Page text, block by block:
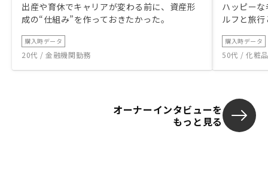
出産や育休でキャリアが変わる前に、資産形
成の“仕組み”を作っておきたかった。
購入時データ
20代 / 金融機関勤務
ハッピー
ルフと旅
購入時データ
50代 / 化粧
オーナーインタビューを
もっと見る